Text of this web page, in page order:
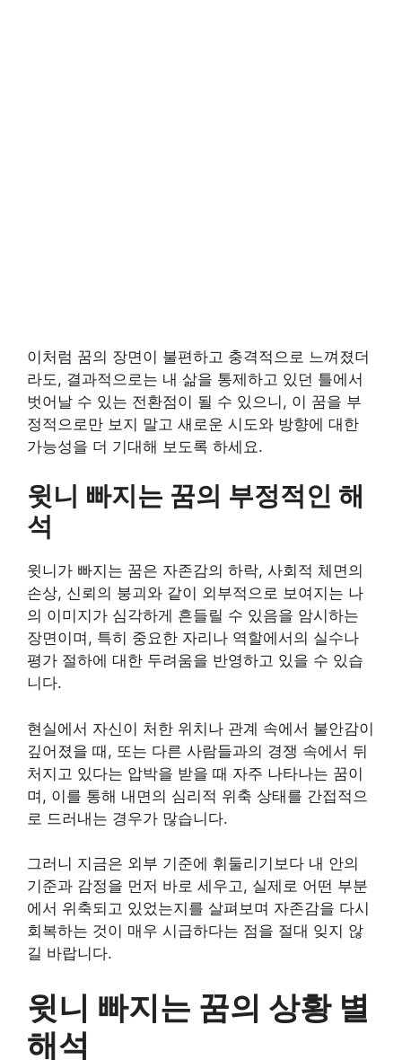
이처럼 꿈의 장면이 불편하고 충격적으로 느껴졌더
라도, 결과적으로는 내 삶을 통제하고 있던 틀에서
벗어날 수 있는 전환점이 될 수 있으니, 이 꿈을 부
정적으로만 보지 말고 새로운 시도와 방향에 대한
가능성을 더 기대해 보도록 하세요.
윗니 빠지는 꿈의 부정적인 해
석
윗니가 빠지는 꿈은 자존감의 하락, 사회적 체면의
손상, 신뢰의 붕괴와 같이 외부적으로 보여지는 나
의 이미지가 심각하게 흔들릴 수 있음을 암시하는
장면이며, 특히 중요한 자리나 역할에서의 실수나
평가 절하에 대한 두려움을 반영하고 있을 수 있습
니다.
현실에서 자신이 처한 위치나 관계 속에서 불안감이
깊어졌을 때, 또는 다른 사람들과의 경쟁 속에서 뒤
처지고 있다는 압박을 받을 때 자주 나타나는 꿈이
며, 이를 통해 내면의 심리적 위축 상태를 간접적으
로 드러내는 경우가 많습니다.
그러니 지금은 외부 기준에 휘둘리기보다 내 안의
기준과 감정을 먼저 바로 세우고, 실제로 어떤 부분
에서 위축되고 있었는지를 살펴보며 자존감을 다시
회복하는 것이 매우 시급하다는 점을 절대 잊지 않
길 바랍니다.
윗니 빠지는 꿈의 상황 별
해석